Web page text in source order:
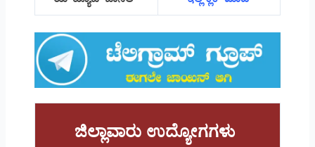
ಜಿಲ್ಲಾವಾರು ಉದ್ಯೋಗಗಳು